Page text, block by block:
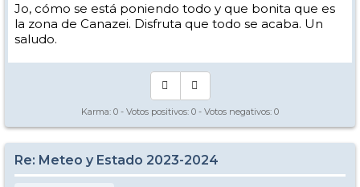
Jo, cómo se está poniendo todo y que bonita que es
la zona de Canazei. Disfruta que todo se acaba. Un
saludo.
Karma: 0 - Votos positivos: 0 - Votos negativos: 0
Re: Meteo y Estado 2023-2024